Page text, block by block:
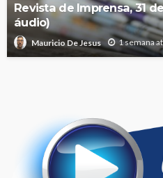
Revista de Imprensa, 31
áudio)
Mauricio De Jesus 1 semana